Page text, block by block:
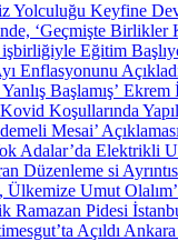
Ekrem
Adalar’da Elektrikli
Ankara